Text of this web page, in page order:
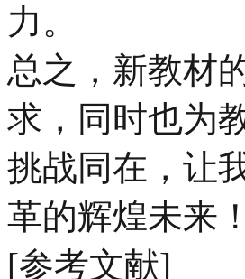
力。
总之，新教材
求，同时也为
挑战同在，让
革的辉煌未来！
[参考文献]